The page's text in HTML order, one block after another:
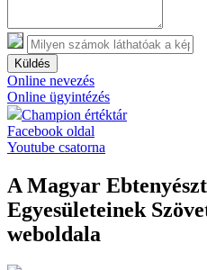
Küldés
Online nevezés
Online ügyintézés
Champion értéktár
Facebook oldal
Youtube csatorna
A Magyar
Egyesületeinek
weboldala